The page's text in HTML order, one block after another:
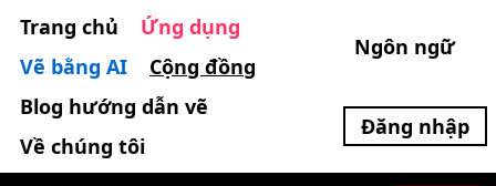
Trang chủ
Ứng dụng
Vẽ bằng AI
Cộng đồng
Blog hướng dẫn vẽ
Về chúng tôi
Ngôn ngữ
Đăng nhập